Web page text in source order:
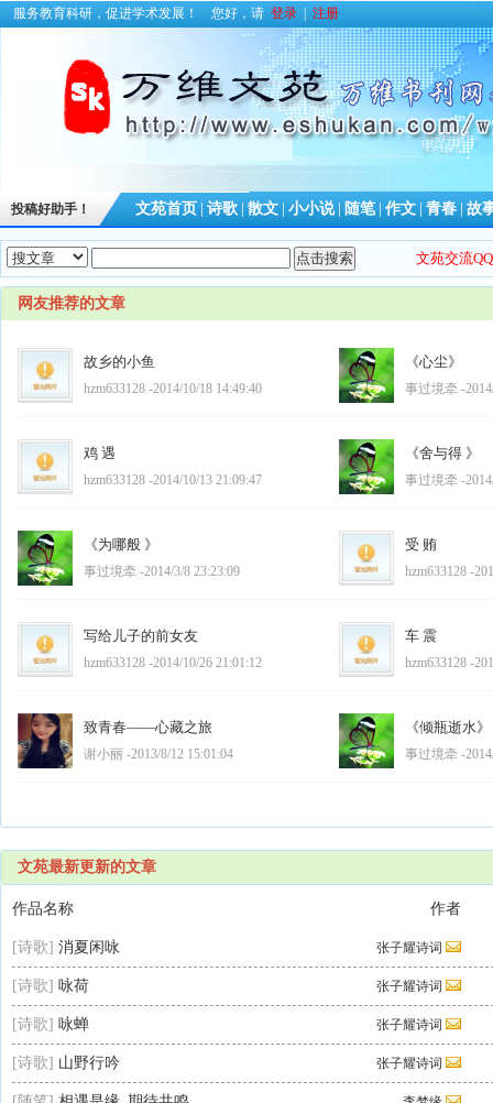
服务教育科研，促进学术发展！ 您好，请 登录 注册
投稿好助手！ 文苑首页 诗歌 散文 小小说 随笔 作文 青春 故
文苑交流
网友推荐的文章
故乡的小鱼
hzm633128 -2014/10/18 14:49:40
《心尘》
事过境牵 -
鸡 遇
hzm633128 -2014/10/13 21:09:47
《舍与得 》
事过境牵 -
《为哪般 》
事过境牵 -2014/3/8 23:23:09
受 贿
hzm633128 -
写给儿子的前女友
hzm633128 -2014/10/26 21:01:12
车 震
hzm633128 -
致青春——心藏之旅
谢小丽 -2013/8/12 15:01:04
《倾瓶逝水》
事过境牵 -
文苑最新更新的文章
作品名称 作者
[诗歌] 消夏闲咏 张子耀诗词
[诗歌] 咏荷 张子耀诗词
[诗歌] 咏蝉 张子耀诗词
[诗歌] 山野行吟 张子耀诗词